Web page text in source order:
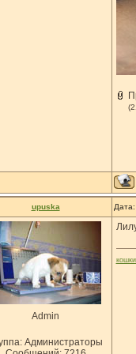
upuska
Admin
Администраторы